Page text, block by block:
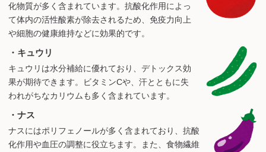
化物質が多く含まれています。抗酸化作用によっ
て体内の活性酸素が除去されるため、免疫力向上
や細胞の健康維持などに効果的です。
・キュウリ
キュウリは水分補給に優れており、デトックス効
果が期待できます。ビタミンCや、汗とともに失
われがちなカリウムも多く含まれています。
・ナス
ナスにはポリフェノールが多く含まれており、抗酸
化作用や血圧の調整に役立ちます。また、食物繊維